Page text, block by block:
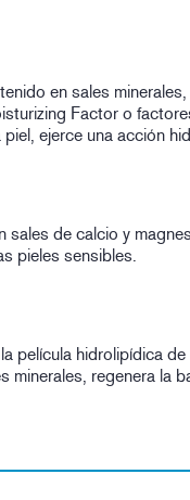
en sales
Factor o
ejerce una acción
sales de calcio y
pieles sensibles.
película hidrolipídica
minerales, regenera la